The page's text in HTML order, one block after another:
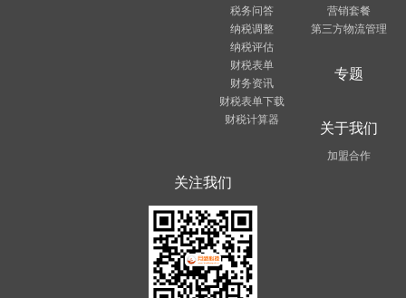
税务问答
纳税调整
纳税评估
财税表单
财务资讯
财税表单下载
财税计算器
营销套餐
第三方物流管理
专题
关于我们
加盟合作
关注我们